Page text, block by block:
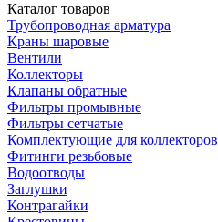
Каталог товаров
Трубопроводная арматура
Краны шаровые
Вентили
Коллекторы
Клапаны обратные
Фильтры промывные
Фильтры сетчатые
Комплектующие для коллекторов
Фитинги резьбовые
Водоотводы
Заглушки
Контрагайки